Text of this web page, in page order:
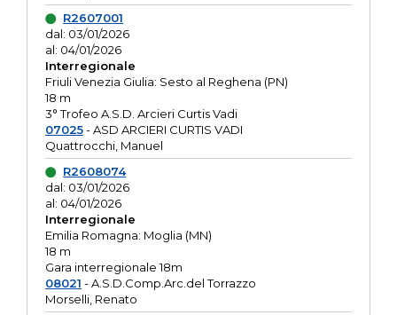
R2607001
dal: 03/01/2026
al: 04/01/2026
Interregionale
Friuli Venezia Giulia: Sesto al Reghena (PN)
18 m
3° Trofeo A.S.D. Arcieri Curtis Vadi
07025- ASD ARCIERI CURTIS VADI
Quattrocchi, Manuel
R2608074
dal: 03/01/2026
al: 04/01/2026
Interregionale
Emilia Romagna: Moglia (MN)
18 m
Gara interregionale 18m
08021 - A.S.D.Comp.Arc.del Torrazzo
Morselli, Renato